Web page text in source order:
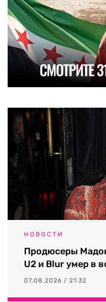
НОВОСТИ
Продюсеры
U2 и Blur умер в
07.08.2026 / 21:32